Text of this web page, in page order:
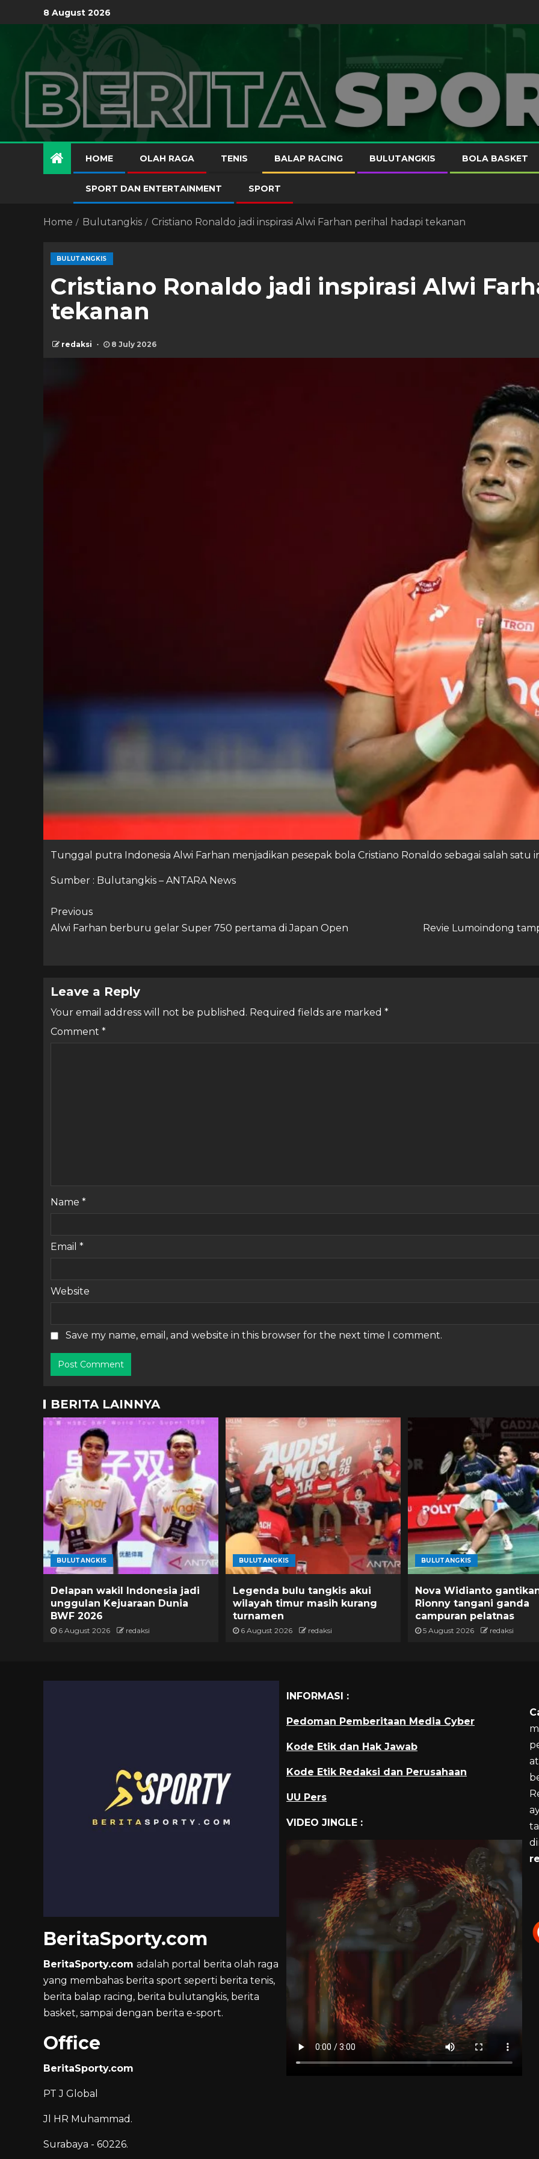
8 August 2026
HOME OLAH RAGA TENIS BALAP RACING BULUTANGKIS BOLA BASKET
SPORT DAN ENTERTAINMENT SPORT
Home Bulutangkis Cristiano Ronaldo jadi inspirasi Alwi Farhan perihal hadapi tekanan
BULUTANGKIS
Cristiano Ronaldo jadi inspirasi Alwi
tekanan
redaksi 8 July 2026
Tunggal putra Indonesia Alwi Farhan menjadikan pesepak bola Cristiano Ronaldo sebagai salah satu
Sumber : Bulutangkis – ANTARA News
Previous
Alwi Farhan berburu gelar Super 750 pertama di Japan Open
Revie Lumoindong
Leave a Reply
Your email address will not be published. Required fields are marked *
Comment *
Name *
Email *
Website
Save my name, email, and website in this browser for the next time I comment.
BERITA LAINNYA
BULUTANGKIS
Delapan wakil Indonesia jadi
unggulan Kejuaraan Dunia
BWF 2026
6 August 2026 redaksi
BULUTANGKIS
Legenda bulu tangkis akui
wilayah timur masih kurang
turnamen
6 August 2026 redaksi
BULUTANGKIS
Nova Widianto
Rionny tangani ganda
campuran pelatnas
5 August 2026 redaksi
BeritaSporty.com
BeritaSporty.com adalah portal berita olah raga
yang membahas berita sport seperti berita tenis,
berita balap racing, berita bulutangkis, berita
basket, sampai dengan berita e-sport.
Office
BeritaSporty.com
PT J Global
Jl HR Muhammad.
Surabaya - 60226.
INFORMASI :
Pedoman Pemberitaan Media Cyber
Kode Etik dan Hak Jawab
Kode Etik Redaksi dan Perusahaan
UU Pers
VIDEO JINGLE :